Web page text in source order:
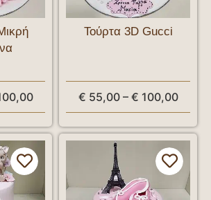
Τούρτα 3D Gucci
€ 55,00 – € 100,00